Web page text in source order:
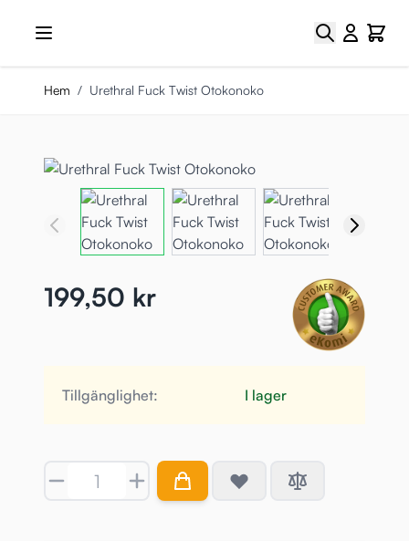
Sök
Cart
Hem / Urethral Fuck Twist Otokonoko
199,50 kr
Tillgänglighet: I lager